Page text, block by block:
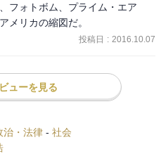
フォトボム、プライム・エア
メリカの縮図だ。
投稿日 : 2016.10.07
ューを見る
治・法律 - 社会